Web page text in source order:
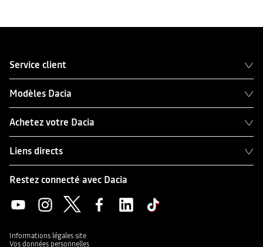
Service client
Modèles Dacia
Achetez votre Dacia
Liens directs
Restez connecté avec Dacia
Informations légales site
Vos données personnelles